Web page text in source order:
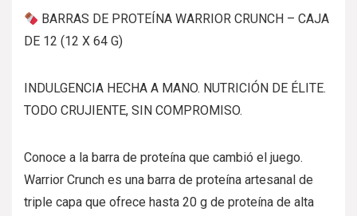
BARRAS DE PROTEÍNA WARRIOR CRUNCH – CAJA
DE 12 (12 X 64 G)
INDULGENCIA HECHA A MANO. NUTRICIÓN DE ÉLITE.
TODO CRUJIENTE, SIN COMPROMISO.
Conoce a la barra de proteína que cambió el juego.
Warrior Crunch es una barra de proteína artesanal de
triple capa que ofrece hasta 20 g de proteína de alta